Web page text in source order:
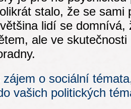
stalo, že se sami
lidí se domnívá,
ale ve
o sociální
vašich politických